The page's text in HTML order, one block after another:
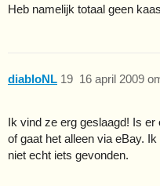
Heb namelijk totaal geen
diabloNL 16 april 2009
19
Ik vind ze erg geslaagd! Is er
of gaat het alleen via eBay.
niet echt iets gevonden.